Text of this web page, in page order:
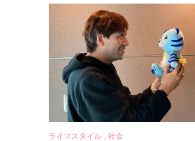
ライフスタイル , 社会